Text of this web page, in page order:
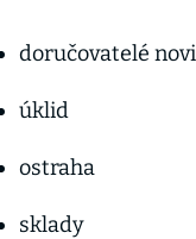
doručovatelé
úklid
ostraha
sklady